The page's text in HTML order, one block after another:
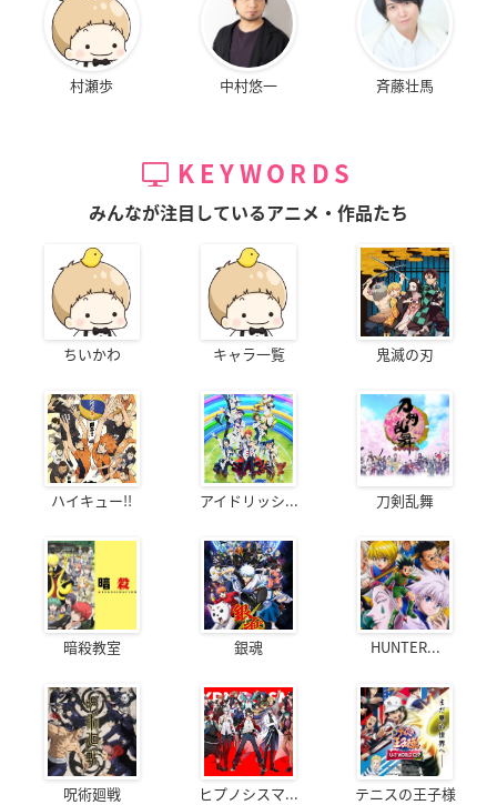
村瀬歩 中村悠一 斉藤壮馬
KEYWORDS
みんなが注目しているアニメ・作品たち
ちいかわ キャラ一覧 鬼滅の刃
ハイキュー!! アイドリッシ... 刀剣乱舞
暗殺教室 銀魂 HUNTER...
呪術廻戦 ヒプノシスマ... テニスの王子様